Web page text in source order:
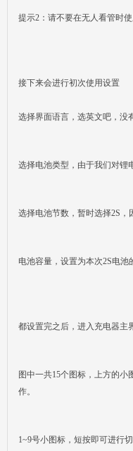
提示2：请不要在无人看管时
接下来会进行初次使用设置
选择界面语言，选英文吧，没
选择电池类型，由于我们对锂
选择电池节数，暂时选择2S，
电池容量，设置为本次2S电池
都设置完之后，进入充电器主
图中一共15个图标，上方的
作。
1~9号小图标，短按即可进行